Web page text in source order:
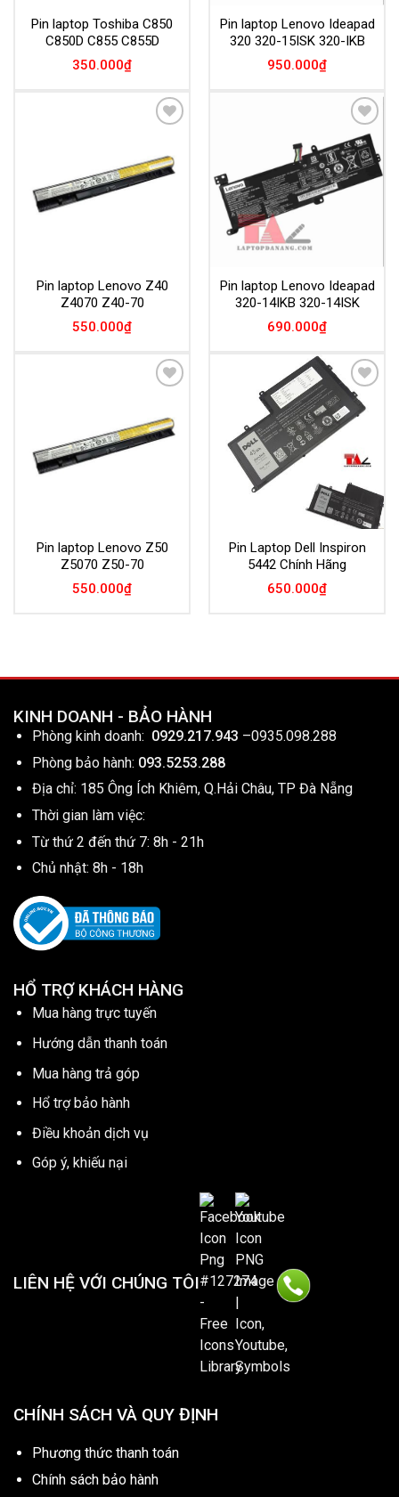
Pin laptop Toshiba C850
C850D C855 C855D
350.000₫
Pin laptop Lenovo Ideapad
320 320-15ISK 320-IKB
950.000₫
Pin laptop Lenovo Z40
Z4070 Z40-70
550.000₫
Add to
Wishlist
Pin laptop Lenovo Ideapad
320-14IKB 320-14ISK
690.000₫
Pin laptop Lenovo Z50
Z5070 Z50-70
550.000₫
Add to
Wishlist
Pin Laptop Dell Inspiron
5442 Chính Hãng
650.000₫
KINH DOANH - BẢO HÀNH
Phòng kinh doanh: 0929.217.943 –0935.098.288
Phòng bảo hành: 093.5253.288
Địa chỉ: 185 Ông Ích Khiêm, Q.Hải Châu, TP Đà Nẵng
Thời gian làm việc:
Từ thứ 2 đến thứ 7: 8h - 21h
Chủ nhật: 8h - 18h
HỔ TRỢ KHÁCH HÀNG
Mua hàng trực tuyến
Hướng dẫn thanh toán
Mua hàng trả góp
Hổ trợ bảo hành
Điều khoản dịch vụ
Góp ý, khiếu nại
LIÊN HỆ VỚI CHÚNG TÔI
CHÍNH SÁCH VÀ QUY ĐỊNH
Phương thức thanh toán
Chính sách bảo hành